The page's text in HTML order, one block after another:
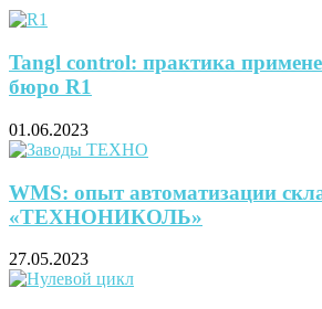
Tangl control: практика
бюро R1
01.06.2023
WMS: опыт автоматизации
«ТЕХНОНИКОЛЬ»
27.05.2023